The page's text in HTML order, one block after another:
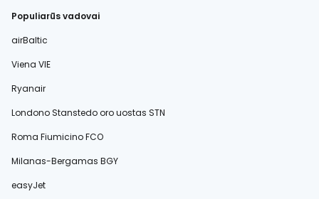
Populiarūs vadovai
airBaltic
Viena VIE
Ryanair
Londono Stanstedo oro uostas STN
Roma Fiumicino FCO
Milanas-Bergamas BGY
easyJet